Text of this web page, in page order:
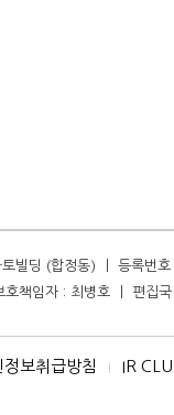
빌딩 (합정동) ㅣ 등록
호책임자 : 최병호 ㅣ
정보취급방침 I IR